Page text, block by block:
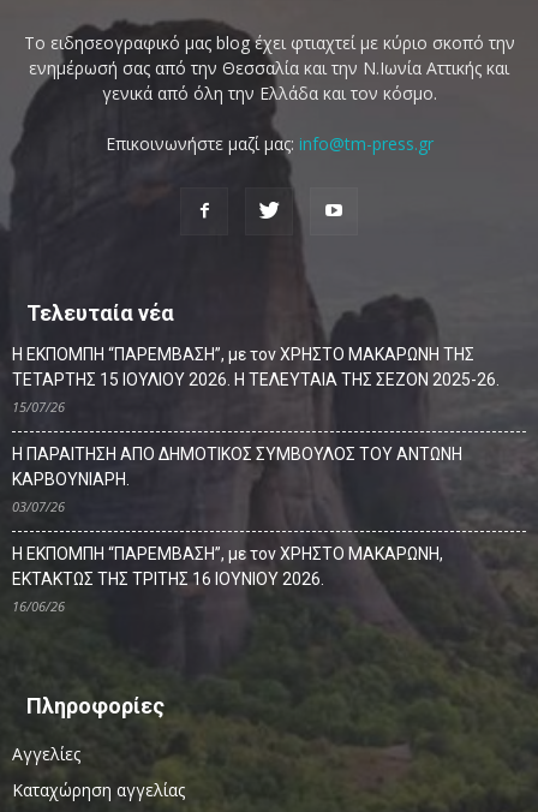
Το ειδησεογραφικό μας blog έχει φτιαχτεί με κύριο σκοπό την
ενημέρωσή σας από την Θεσσαλία και την Ν.Ιωνία Αττικής και
γενικά από όλη την Ελλάδα και τον κόσμο.
Επικοινωνήστε μαζί μας: info@tm-press.gr
Τελευταία νέα
Η ΕΚΠΟΜΠΗ “ΠΑΡΕΜΒΑΣΗ”, με τον ΧΡΗΣΤΟ ΜΑΚΑΡΩΝΗ ΤΗΣ
ΤΕΤΑΡΤΗΣ 15 ΙΟΥΛΙΟΥ 2026. Η ΤΕΛΕΥΤΑΙΑ ΤΗΣ ΣΕΖΟΝ 2025-26.
15/07/26
Η ΠΑΡΑΙΤΗΣΗ ΑΠΟ ΔΗΜΟΤΙΚΟΣ ΣΥΜΒΟΥΛΟΣ ΤΟΥ ΑΝΤΩΝΗ
ΚΑΡΒΟΥΝΙΑΡΗ.
03/07/26
Η ΕΚΠΟΜΠΗ “ΠΑΡΕΜΒΑΣΗ”, με τον ΧΡΗΣΤΟ ΜΑΚΑΡΩΝΗ,
ΕΚΤΑΚΤΩΣ ΤΗΣ ΤΡΙΤΗΣ 16 ΙΟΥΝΙΟΥ 2026.
16/06/26
Πληροφορίες
Αγγελίες
Καταχώρηση αγγελίας